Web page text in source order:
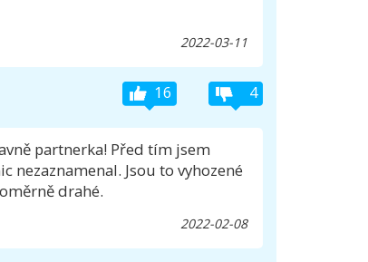
2022-03-11
16 4
partnerka! Před tím jsem
nezaznamenal. Jsou to vyhozené
drahé.
2022-02-08